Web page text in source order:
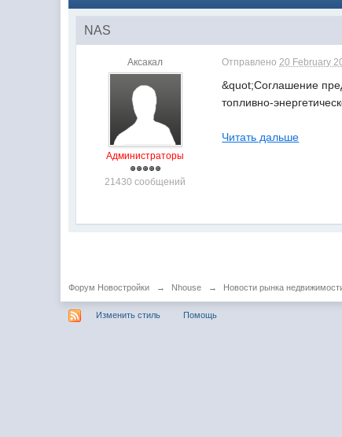
NAS
Аксакал
Администраторы
21430 сообщений
Отправлено20 February
&quot;Соглашение
топливно-
Читать дальше
Форум Новостройки → Nhouse → Новости рынка
Изменить стиль Помощь